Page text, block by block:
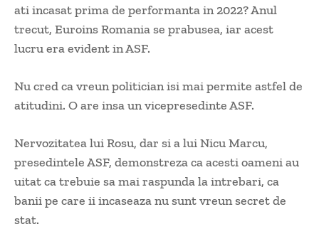
ati incasat prima de performanta in 2022? Anul
trecut, Euroins Romania se prabusea, iar acest
lucru era evident in ASF.
Nu cred ca vreun politician isi mai permite astfel de
atitudini. O are insa un vicepresedinte ASF.
Nervozitatea lui Rosu, dar si a lui Nicu Marcu,
presedintele ASF, demonstreza ca acesti oameni au
uitat ca trebuie sa mai raspunda la intrebari, ca
banii pe care ii incaseaza nu sunt vreun secret de
stat.